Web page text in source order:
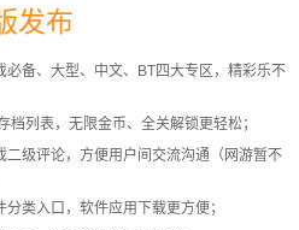
发布
必备、大型、中文、BT四大专区，精彩乐不
档列表，无限金币、全关解锁更轻松；
二级评论，方便用户间交流沟通（网游暂不
分类入口，软件应用下载更方便；